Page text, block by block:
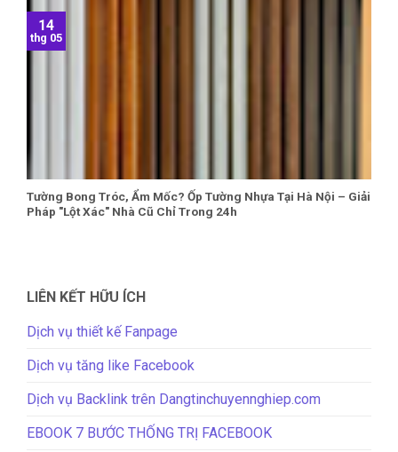
Tường Bong Tróc, Ẩm Mốc? Ốp Tường Nhựa Tại Hà Nội – Giải
Pháp "Lột Xác" Nhà Cũ Chỉ Trong 24h
14
thg 05
LIÊN KẾT HỮU ÍCH
Dịch vụ thiết kế Fanpage
Dịch vụ tăng like Facebook
Dịch vụ Backlink trên Dangtinchuyennghiep.com
EBOOK 7 BƯỚC THỐNG TRỊ FACEBOOK